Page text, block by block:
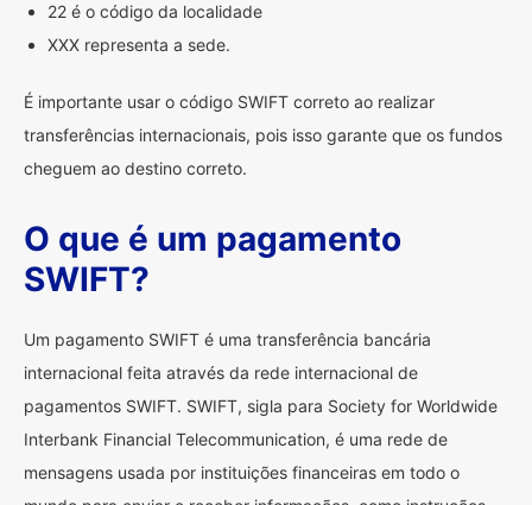
22 é o código da localidade
XXX representa a sede.
É importante usar o código SWIFT correto ao realizar
transferências internacionais, pois isso garante que os fundos
cheguem ao destino correto.
O que é um pagamento
SWIFT?
Um pagamento SWIFT é uma transferência bancária
internacional feita através da rede internacional de
pagamentos SWIFT. SWIFT, sigla para Society for Worldwide
Interbank Financial Telecommunication, é uma rede de
mensagens usada por instituições financeiras em todo o